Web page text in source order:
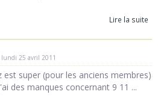
Lire la suite
lundi 25 avril 2011
est super (pour les anciens membres)
des manques concernant 9 11 ...